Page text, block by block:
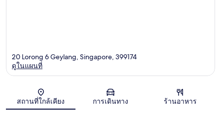
แผนที่
20 Lorong 6 Geylang, Singapore, 399174
ดูในแผนที่
สถานที่ใกล้เคียง การเดินทาง ร้านอาหาร